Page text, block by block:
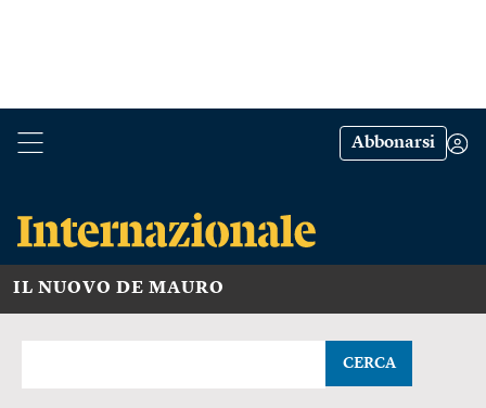
Abbonarsi
IL NUOVO DE MAURO
CERCA